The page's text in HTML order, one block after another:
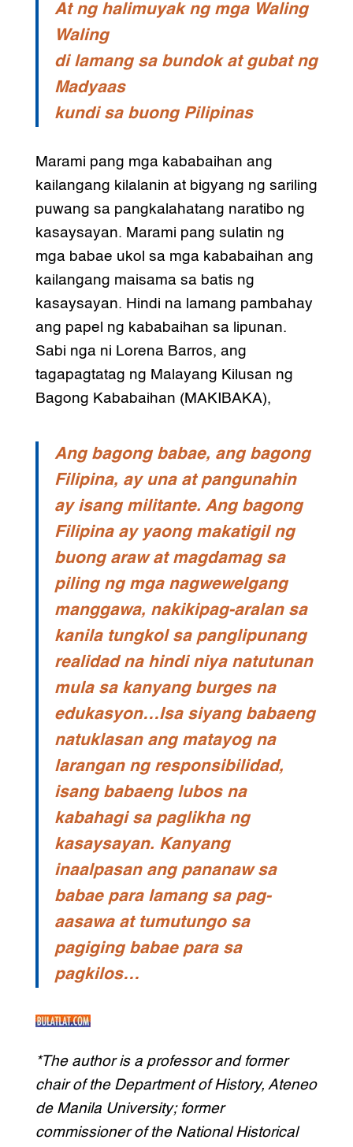
At ng halimuyak ng mga Waling
Waling
di lamang sa bundok at gubat ng
Madyaas
kundi sa buong Pilipinas
Marami pang mga kababaihan ang
kailangang kilalanin at bigyang ng sariling
puwang sa pangkalahatang naratibo ng
kasaysayan. Marami pang sulatin ng
mga babae ukol sa mga kababaihan ang
kailangang maisama sa batis ng
kasaysayan. Hindi na lamang pambahay
ang papel ng kababaihan sa lipunan.
Sabi nga ni Lorena Barros, ang
tagapagtatag ng Malayang Kilusan ng
Bagong Kababaihan (MAKIBAKA),
Ang bagong babae, ang bagong
Filipina, ay una at pangunahin
ay isang militante. Ang bagong
Filipina ay yaong makatigil ng
buong araw at magdamag sa
piling ng mga nagwewelgang
manggawa, nakikipag-aralan sa
kanila tungkol sa panglipunang
realidad na hindi niya natutunan
mula sa kanyang burges na
edukasyon…Isa siyang babaeng
natuklasan ang matayog na
larangan ng responsibilidad,
isang babaeng lubos na
kabahagi sa paglikha ng
kasaysayan. Kanyang
inaalpasan ang pananaw sa
babae para lamang sa pag-
aasawa at tumutungo sa
pagiging babae para sa
pagkilos…
*The author is a professor and former
chair of the Department of History, Ateneo
de Manila University; former
commissioner of the National Historical